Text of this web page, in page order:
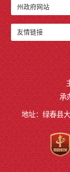
州政府网站
友情链接
承
地址：绿春县